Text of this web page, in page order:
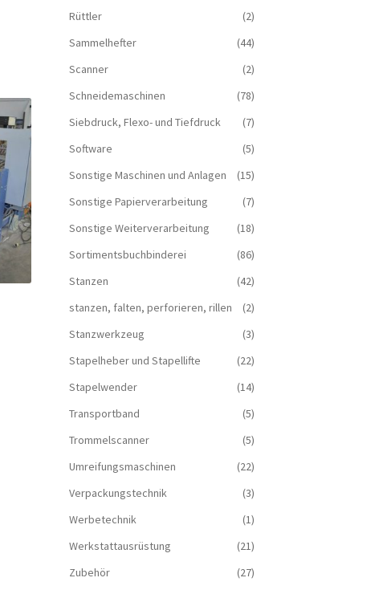
Rüttler
(2)
Sammelhefter
(44)
Scanner
(2)
Schneidemaschinen
(78)
Siebdruck, Flexo- und Tiefdruck
(7)
Software
(5)
Sonstige Maschinen und Anlagen
(15)
Sonstige Papierverarbeitung
(7)
Sonstige Weiterverarbeitung
(18)
Sortimentsbuchbinderei
(86)
Stanzen
(42)
stanzen, falten, perforieren, rillen
(2)
Stanzwerkzeug
(3)
Stapelheber und Stapellifte
(22)
Stapelwender
(14)
Transportband
(5)
Trommelscanner
(5)
Umreifungsmaschinen
(22)
Verpackungstechnik
(3)
Werbetechnik
(1)
Werkstattausrüstung
(21)
Zubehör
(27)